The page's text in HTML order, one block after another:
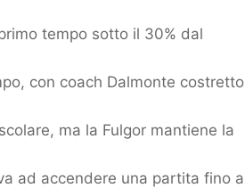
tempo sotto il 30% dal
con coach Dalmonte costretto
ma la Fulgor mantiene la
ad accendere una partita fino a